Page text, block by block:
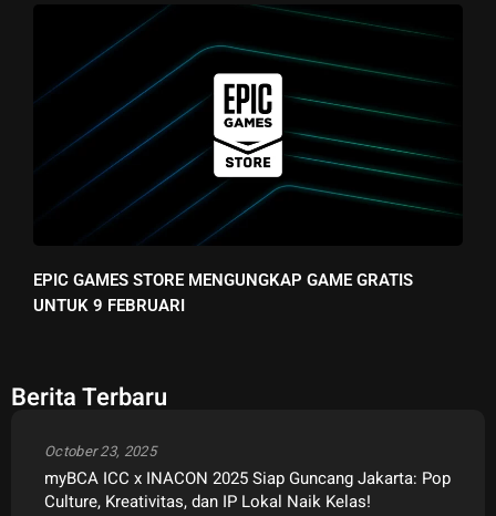
EPIC GAMES STORE MENGUNGKAP GAME GRATIS
UNTUK 9 FEBRUARI
Berita Terbaru
myBCA ICC x INACON 2025 Siap Guncang Jakarta: Pop
Culture, Kreativitas, dan IP Lokal Naik Kelas!
October 23, 2025